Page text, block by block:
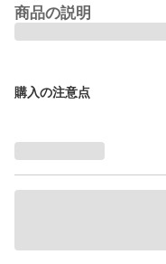
商品の説明
購入の注意点